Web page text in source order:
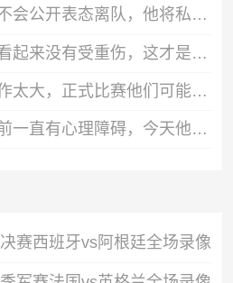
阿斯：阿尔瓦雷斯不会公开表态离队，他将私下与西蒙尼和马竞沟通
纽卡主帅：埃兰加看起来没有受重伤，这才是今晚最重要的
范赫克：赫塔费动作太大，正式比赛他们可能已经吃两三张红牌了
阿隆索：拉维亚此前一直有心理障碍，今天他很累但发自内心地开心
赛西班牙vs阿根廷全场录像